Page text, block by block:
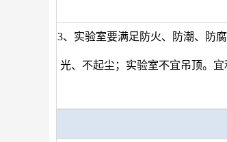
3、实验室要满足防火、防潮、防
光、不起尘；实验室不宜吊顶。